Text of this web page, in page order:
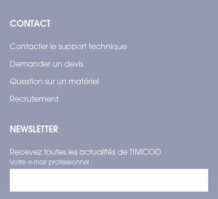
CONTACT
Contacter le support technique
Demander un devis
Question sur un matériel
Recrutement
NEWSLETTER
Recevez toutes les actualités de TIMCOD
Votre e-mail professionnel :